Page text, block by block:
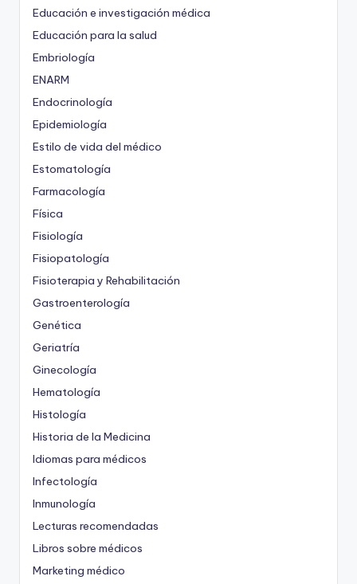
Educación e investigación médica
Educación para la salud
Embriología
ENARM
Endocrinología
Epidemiología
Estilo de vida del médico
Estomatología
Farmacología
Física
Fisiología
Fisiopatología
Fisioterapia y Rehabilitación
Gastroenterología
Genética
Geriatría
Ginecología
Hematología
Histología
Historia de la Medicina
Idiomas para médicos
Infectología
Inmunología
Lecturas recomendadas
Libros sobre médicos
Marketing médico